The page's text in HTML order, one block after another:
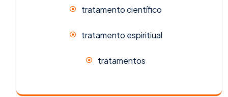
tratamento científico
tratamento espiritiual
tratamentos